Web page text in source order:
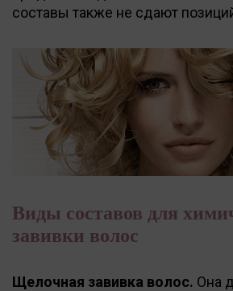
составы также не сдают
Виды составов для
завивки волос
Щелочная завивка волос. Она